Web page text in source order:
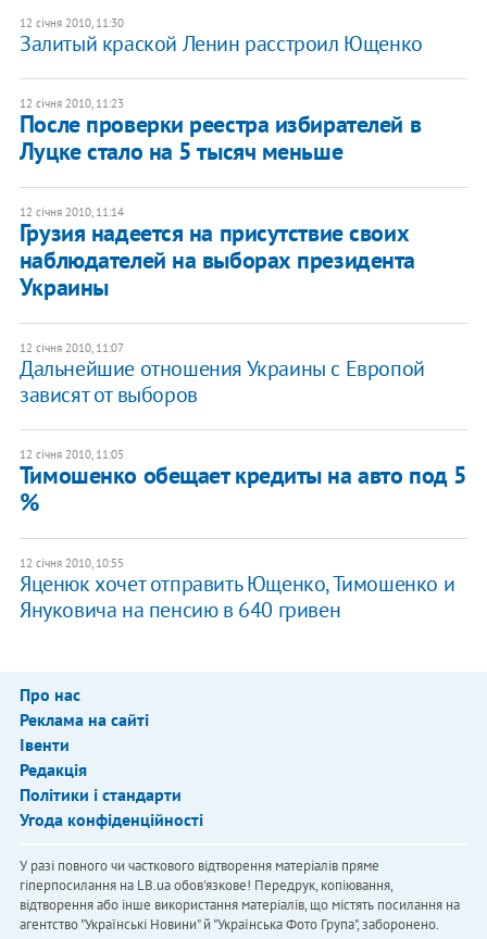
12 січня 2010, 11:30
Залитый краской Ленин расстроил Ющенко
12 січня 2010, 11:23
После проверки реестра избирателей в
Луцке стало на 5 тысяч меньше
12 січня 2010, 11:14
Грузия надеется на присутствие своих
наблюдателей на выборах президента
Украины
12 січня 2010, 11:07
Дальнейшие отношения Украины с Европой
зависят от выборов
12 січня 2010, 11:05
Тимошенко обещает кредиты на авто под 5
%
12 січня 2010, 10:55
Яценюк хочет отправить Ющенко, Тимошенко и
Януковича на пенсию в 640 гривен
Про нас
Реклама на сайті
Івенти
Редакція
Політики і стандарти
Угода конфіденційності
У разі повного чи часткового відтворення матеріалів пряме
гіперпосилання на LB.ua обов'язкове! Передрук, копіювання,
відтворення або інше використання матеріалів, що містять посилання на
агентство "Українськi Новини" й "Українська Фото Група", заборонено.